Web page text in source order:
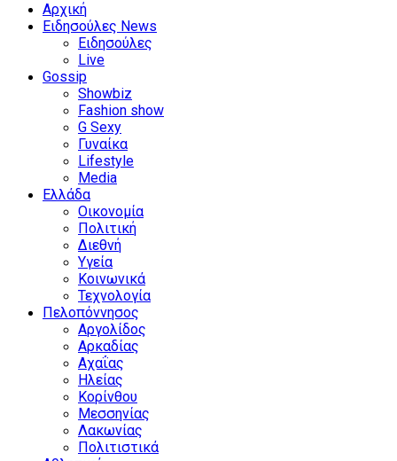
Αρχική
Ειδησούλες News
Ειδησούλες
Live
Gossip
Showbiz
Fashion show
G Sexy
Γυναίκα
Lifestyle
Media
Ελλάδα
Οικονομία
Πολιτική
Διεθνή
Υγεία
Κοινωνικά
Τεχνολογία
Πελοπόννησος
Αργολίδος
Αρκαδίας
Αχαΐας
Ηλείας
Κορίνθου
Μεσσηνίας
Λακωνίας
Πολιτιστικά